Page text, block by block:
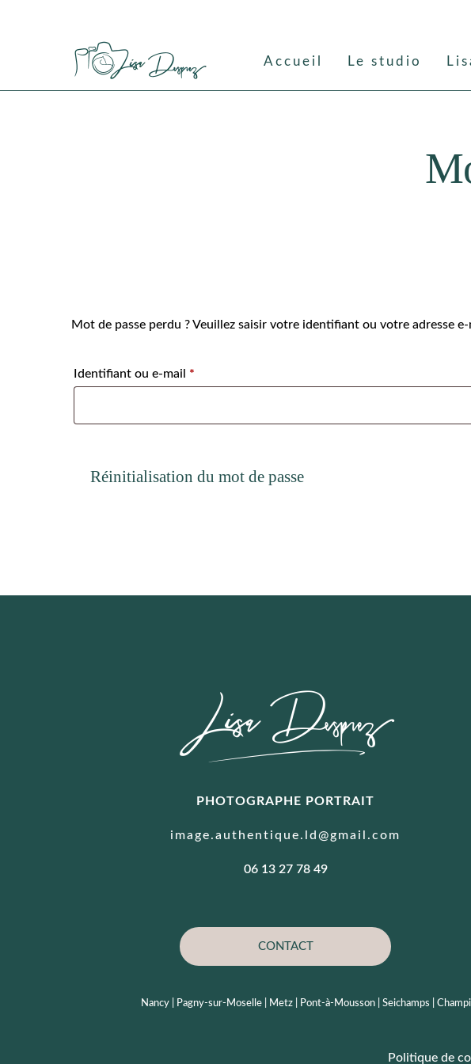
Accueil Le studio
Mot de passe perdu ? Veuillez saisir votre identifiant ou votre adresse
Identifiant ou e-mail *
Réinitialisation du mot de passe
PHOTOGRAPHE PORTRAIT
image.authentique.ld@gmail.com
06 13 27 78 49
CONTACT
Nancy | Pagny-sur-Moselle | Metz | Pont-à-Mousson | Seichamps |
Politique de